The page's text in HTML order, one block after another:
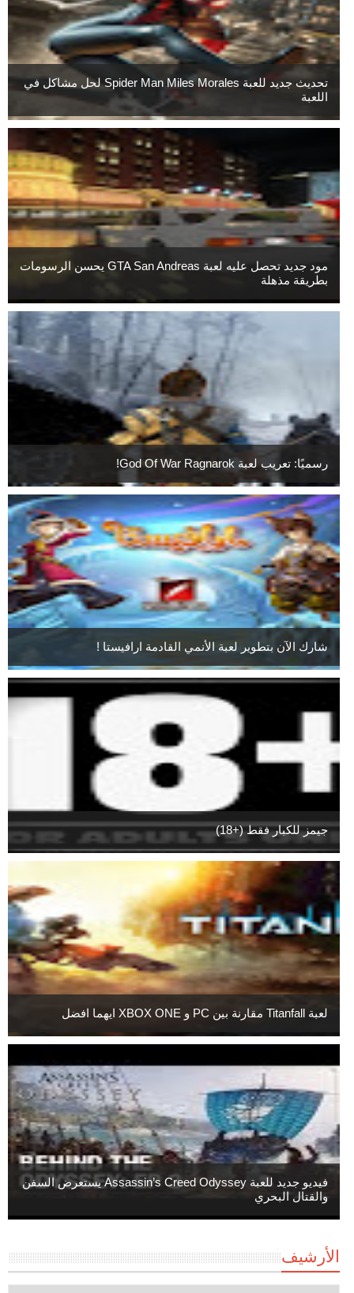
تحديث جديد للعبة Spider Man Miles Morales لحل مشاكل في
اللعبة
مود جديد تحصل عليه لعبة GTA San Andreas يحسن الرسومات
بطريقة مذهلة
رسميًا: تعريب لعبة God Of War Ragnarok!
شارك الآن بتطوير لعبة الأنمي القادمة ارافيستا !
جيمز للكبار فقط (+18)
لعبة Titanfall مقارنة بين PC و XBOX ONE ايهما افضل
فيديو جديد للعبة Assassin’s Creed Odyssey يستعرض السفن
والقتال البحري
الأرشيف